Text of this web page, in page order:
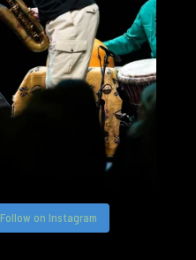
Follow on Instagram